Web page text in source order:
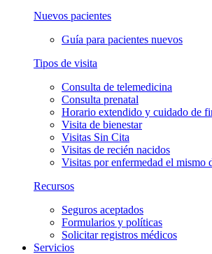
Nuevos pacientes
Guía para pacientes nuevos
Tipos de visita
Consulta de telemedicina
Consulta prenatal
Horario extendido y cuidado de
Visita de bienestar
Visitas Sin Cita
Visitas de recién nacidos
Visitas por enfermedad el mismo
Recursos
Seguros aceptados
Formularios y políticas
Solicitar registros médicos
Servicios